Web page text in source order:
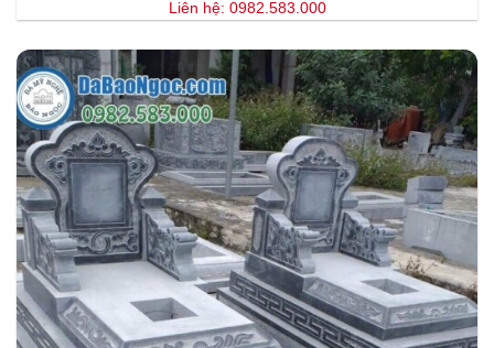
Liên hệ: 0982.583.000